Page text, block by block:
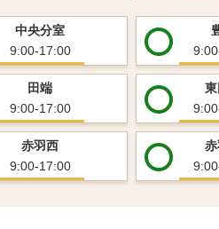
中央分室
9:00-17:00
田端
9:00-17:00
赤羽西
9:00-17:00